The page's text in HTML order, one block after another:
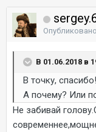
Опубликовано
В 01.06.2018 в
В точку,
А почему? Или
Не забивай